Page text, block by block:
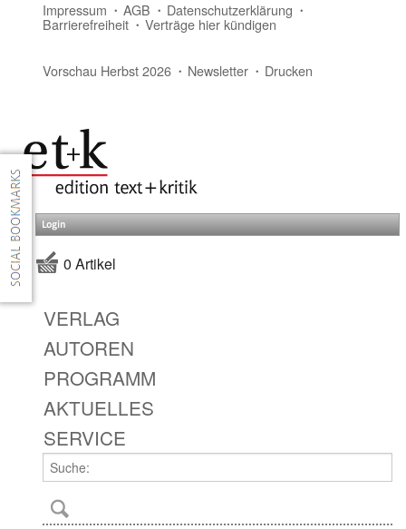
Impressum AGB Datenschutzerklärung
Barrierefreiheit Verträge hier kündigen
Vorschau Herbst 2026 Newsletter Drucken
Login
0 Artikel
VERLAG
AUTOREN
PROGRAMM
AKTUELLES
SERVICE